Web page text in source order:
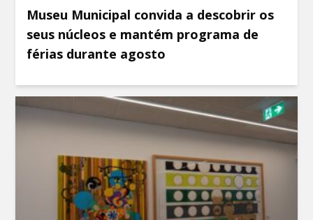
Museu Municipal convida a descobrir os
seus núcleos e mantém programa de
férias durante agosto